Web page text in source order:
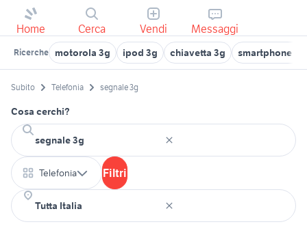
Home Cerca Vendi Messaggi
Ricerche motorola 3g ipod 3g chiavetta 3g smartphone 3g
Subito Telefonia segnale 3g
Cosa cerchi?
Telefonia Filtri